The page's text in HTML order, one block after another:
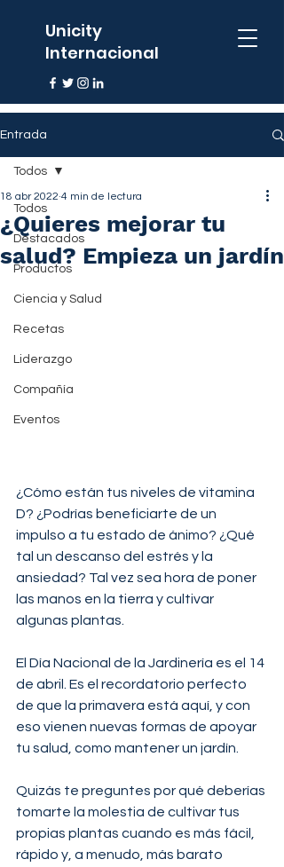
Unicity
Internacional
Entrada
Todos
Destacados
Productos
Ciencia y Salud
Recetas
Liderazgo
Compañía
Eventos
Todos
¿Quieres mejorar tu
salud? Empieza un jardín
18 abr 2022 4 min de lectura
¿Cómo están tus niveles de vitamina
D? ¿Podrías beneficiarte de un
impulso a tu estado de ánimo? ¿Qué
tal un descanso del estrés y la
ansiedad? Tal vez sea hora de poner
las manos en la tierra y cultivar
algunas plantas.
El Día Nacional de la Jardinería es el 14
de abril. Es el recordatorio perfecto
de que la primavera está aquí, y con
eso vienen nuevas formas de apoyar
tu salud, como mantener un jardín.
Quizás te preguntes por qué deberías
tomarte la molestia de cultivar tus
propias plantas cuando es más fácil,
rápido y, a menudo, más barato